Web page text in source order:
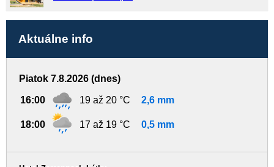
Aktuálne info
Piatok 7.8.2026 (dnes)
16:00 19 až 20 °C 2,6 mm
18:00 17 až 19 °C 0,5 mm